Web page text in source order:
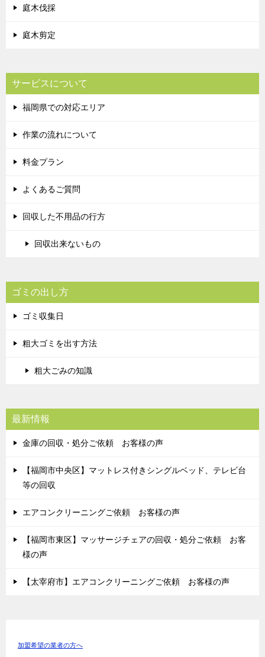
庭木伐採
庭木剪定
サービスについて
福岡県での対応エリア
作業の流れについて
料金プラン
よくあるご質問
回収した不用品の行方
回収出来ないもの
ゴミの出し方
ゴミ収集日
粗大ゴミを出す方法
粗大ごみの知識
最新情報
金庫の回収・処分ご依頼 お客様の声
【福岡市中央区】マットレス付きシングルベッド、テレビ台
等の回収
エアコンクリーニングご依頼 お客様の声
【福岡市東区】マッサージチェアの回収・処分ご依頼 お客
様の声
【太宰府市】エアコンクリーニングご依頼 お客様の声
加盟希望の業者の方へ